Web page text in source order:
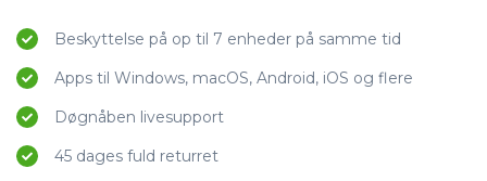
Beskyttelse på op til 7 enheder på samme tid
Apps til Windows, macOS, Android, iOS og flere
Døgnåben livesupport
45 dages fuld returret